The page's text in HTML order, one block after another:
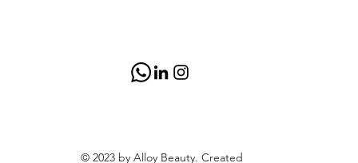
© 2023 by Alloy Beauty. Created